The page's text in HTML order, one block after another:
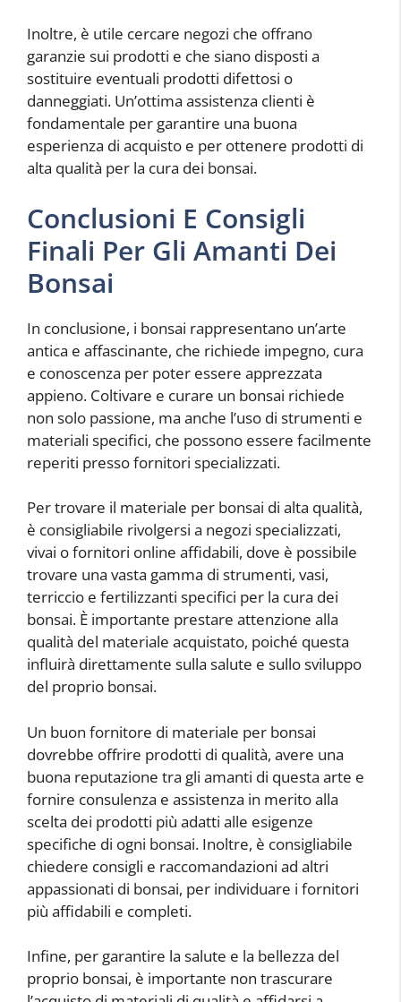
Inoltre, è utile cercare negozi che offrano
garanzie sui prodotti e che siano disposti a
sostituire eventuali prodotti difettosi o
danneggiati. Un’ottima assistenza clienti è
fondamentale per garantire una buona
esperienza di acquisto e per ottenere prodotti di
alta qualità per la cura dei bonsai.
Conclusioni E Consigli
Finali Per Gli Amanti Dei
Bonsai
In conclusione, i bonsai rappresentano un’arte
antica e affascinante, che richiede impegno, cura
e conoscenza per poter essere apprezzata
appieno. Coltivare e curare un bonsai richiede
non solo passione, ma anche l’uso di strumenti e
materiali specifici, che possono essere facilmente
reperiti presso fornitori specializzati.
Per trovare il materiale per bonsai di alta qualità,
è consigliabile rivolgersi a negozi specializzati,
vivai o fornitori online affidabili, dove è possibile
trovare una vasta gamma di strumenti, vasi,
terriccio e fertilizzanti specifici per la cura dei
bonsai. È importante prestare attenzione alla
qualità del materiale acquistato, poiché questa
influirà direttamente sulla salute e sullo sviluppo
del proprio bonsai.
Un buon fornitore di materiale per bonsai
dovrebbe offrire prodotti di qualità, avere una
buona reputazione tra gli amanti di questa arte e
fornire consulenza e assistenza in merito alla
scelta dei prodotti più adatti alle esigenze
specifiche di ogni bonsai. Inoltre, è consigliabile
chiedere consigli e raccomandazioni ad altri
appassionati di bonsai, per individuare i fornitori
più affidabili e completi.
Infine, per garantire la salute e la bellezza del
proprio bonsai, è importante non trascurare